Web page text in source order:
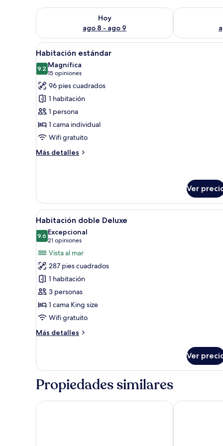
Hoy
ago 8 - ago 9
Consulta la disponibilidad para hoy ago 8 - ago 9
Consulta la
Abrir
todas
las
fotos
de
Habitación
estándar
Un dormitorio pequeño con
4
Habitación estándar
9.29.2 de 10
Magnífica
15 opiniones
(15
opiniones)
96 pies cuadrados
1 habitación
1 persona
1 cama individual
Wifi gratuito
Más detalles
Más
Ver
Abrir
todas
las
fotos
de
Habitación
doble
Deluxe
Habitación de hotel con una
13
Habitación doble Deluxe
9.69.6 de 10
Excepcional
21 opiniones
(21
opiniones)
Vista al mar
287 pies cuadrados
1 habitación
3 personas
1 cama King size
Wifi gratuito
Más detalles
Más
doble
Ver
Propiedades similares
Marukab Plaza Unima Grand